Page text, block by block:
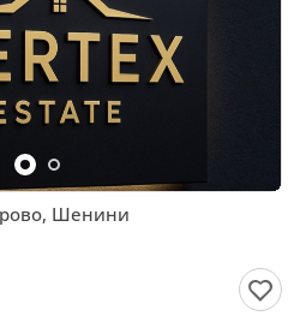
Шенини